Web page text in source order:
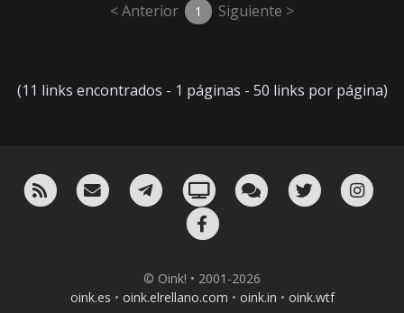
< Anterior 1 Siguiente >
(11 links encontrados - 1 páginas - 50 links por página)
RSS ¡Mándame un email!¡Nuestro canal en Telegram!
Oink! TV Charla con nosotros
Twitter
© Oink! • 2001-2026
oink.es • oink.elrellano.com • oink.in • oink.wtf